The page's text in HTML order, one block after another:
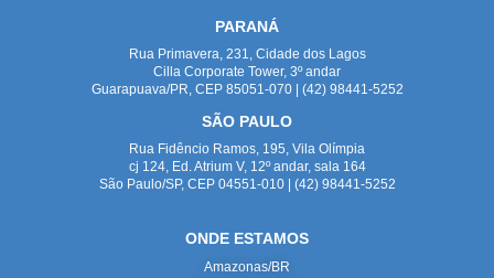
PARANÁ
Rua Primavera, 231, Cidade dos Lagos
Cilla Corporate Tower, 3º andar
Guarapuava/PR, CEP 85051-070 | (42) 98441-5252
SÃO PAULO
Rua Fidêncio Ramos, 195, Vila Olímpia
cj 124, Ed. Atrium V, 12º andar, sala 164
São Paulo/SP, CEP 04551-010 | (42) 98441-5252
ONDE ESTAMOS
Amazonas/BR